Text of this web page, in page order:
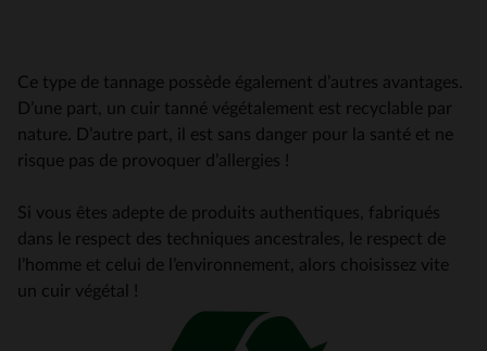
Ce type de tannage possède également d’autres avantages.
D’une part, un cuir tanné végétalement est recyclable par
nature. D’autre part, il est sans danger pour la santé et ne
risque pas de provoquer d’allergies !
Si vous êtes adepte de produits authentiques, fabriqués
dans le respect des techniques ancestrales, le respect de
l’homme et celui de l’environnement, alors choisissez vite
un cuir végétal !